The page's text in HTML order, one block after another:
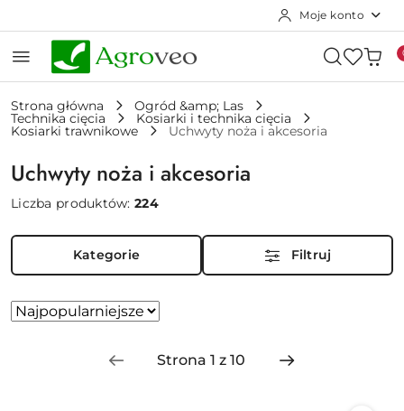
Moje konto
Strona główna Ogród &amp; Las
Technika cięcia Kosiarki i technika cięcia
Kosiarki trawnikowe Uchwyty noża i akcesoria
Uchwyty noża i akcesoria
Liczba produktów:224
Kategorie Filtruj
Zastosowano
Najpopularniejsze.
Sortuj